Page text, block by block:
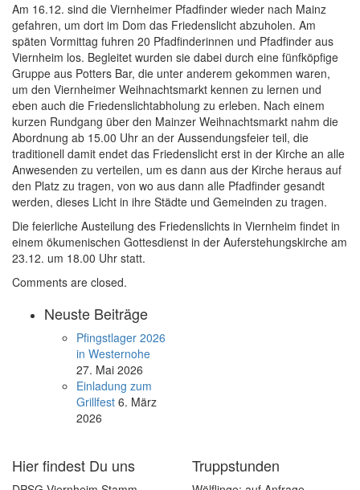
Am 16.12. sind die Viernheimer Pfadfinder wieder nach Mainz
gefahren, um dort im Dom das Friedenslicht abzuholen. Am
späten Vormittag fuhren 20 Pfadfinderinnen und Pfadfinder aus
Viernheim los. Begleitet wurden sie dabei durch eine fünfköpfige
Gruppe aus Potters Bar, die unter anderem gekommen waren,
um den Viernheimer Weihnachtsmarkt kennen zu lernen und
eben auch die Friedenslichtabholung zu erleben. Nach einem
kurzen Rundgang über den Mainzer Weihnachtsmarkt nahm die
Abordnung ab 15.00 Uhr an der Aussendungsfeier teil, die
traditionell damit endet das Friedenslicht erst in der Kirche an alle
Anwesenden zu verteilen, um es dann aus der Kirche heraus auf
den Platz zu tragen, von wo aus dann alle Pfadfinder gesandt
werden, dieses Licht in ihre Städte und Gemeinden zu tragen.
Die feierliche Austeilung des Friedenslichts in Viernheim findet in
einem ökumenischen Gottesdienst in der Auferstehungskirche am
23.12. um 18.00 Uhr statt.
Comments are closed.
Neuste Beiträge
Pfingstlager 2026
in Westernohe
27. Mai 2026
Einladung zum
Grillfest 6. März
2026
Hier findest Du uns Truppstunden